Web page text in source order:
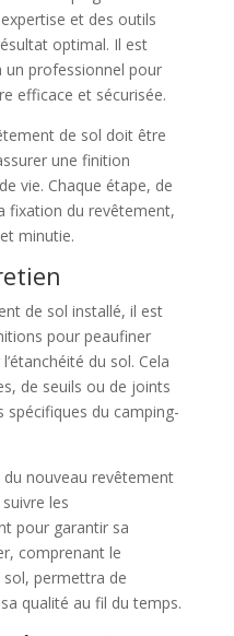
et des outils
optimal. Il est
un professionnel pour
efficace et sécurisée.
de sol doit être
une finition
vie. Chaque étape, de
fixation du revêtement,
minutie.
de sol installé, il est
pour peaufiner
du sol. Cela
de seuils ou de joints
spécifiques du camping-
du nouveau revêtement
les
pour garantir sa
comprenant le
permettra de
qualité au fil du temps.